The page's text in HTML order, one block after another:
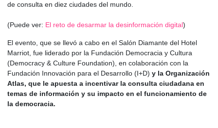
de consulta en diez ciudades del mundo.
(Puede ver: El reto de desarmar la desinformación digital)
El evento, que se llevó a cabo en el Salón Diamante del Hotel
Marriot, fue liderado por la Fundación Democracia y Cultura
(Democracy & Culture Foundation), en colaboración con la
Fundación Innovación para el Desarrollo (I+D) y la Organización
Atlas, que le apuesta a incentivar la consulta ciudadana en
temas de información y su impacto en el funcionamiento de
la democracia.